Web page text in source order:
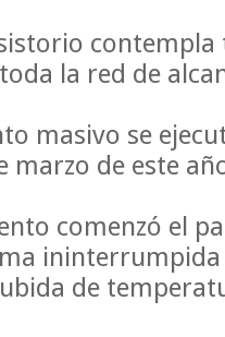
la red de
masivo se
marzo de este
comenzó el
ininterrumpida
de